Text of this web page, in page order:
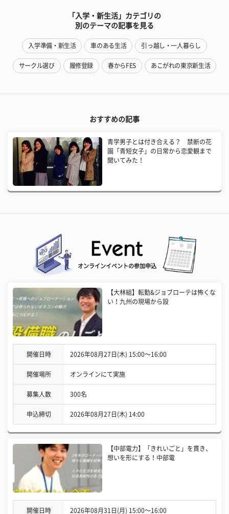
「入学・新生活」カテゴリの
別のテーマの記事を見る
入学準備・新生活 車のある生活 引っ越し・一人暮らし
サークル選び 履修登録 春からFES あこがれの東京新生活
おすすめの記事
青学男子とは付き合える？ 禁断の花
園「青短女子」の日常から恋愛観まで
聞いてみた！
オンラインイベントの参加申込
【大林組】転勤&ジョブローテは怖くな
い！九州の現場から設
開催日時 2026年08月27日(木) 15:00〜16:00
開催場所 オンラインにて実施
募集人数 300名
申込締切 2026年08月27日(木) 14:00
【中部電力】「きれいごと」を貫き、
想いを形にする！中部電
開催日時 2026年08月31日(月) 15:00〜16:00